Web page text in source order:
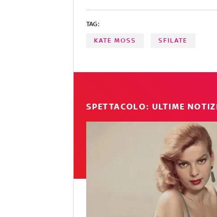
TAG:
KATE MOSS SFILATE
SPETTACOLO: ULTIME